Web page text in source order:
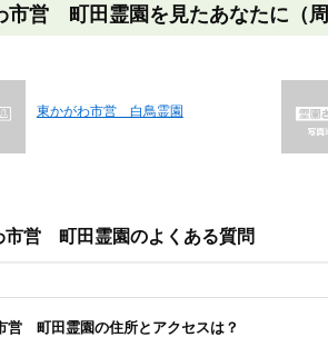
市営 町田霊園を見たあなたに（周
東かがわ市営 白鳥霊園
市営 町田霊園のよくある質問
営 町田霊園の住所とアクセスは？